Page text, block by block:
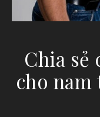
Chia sẻ
cho nam